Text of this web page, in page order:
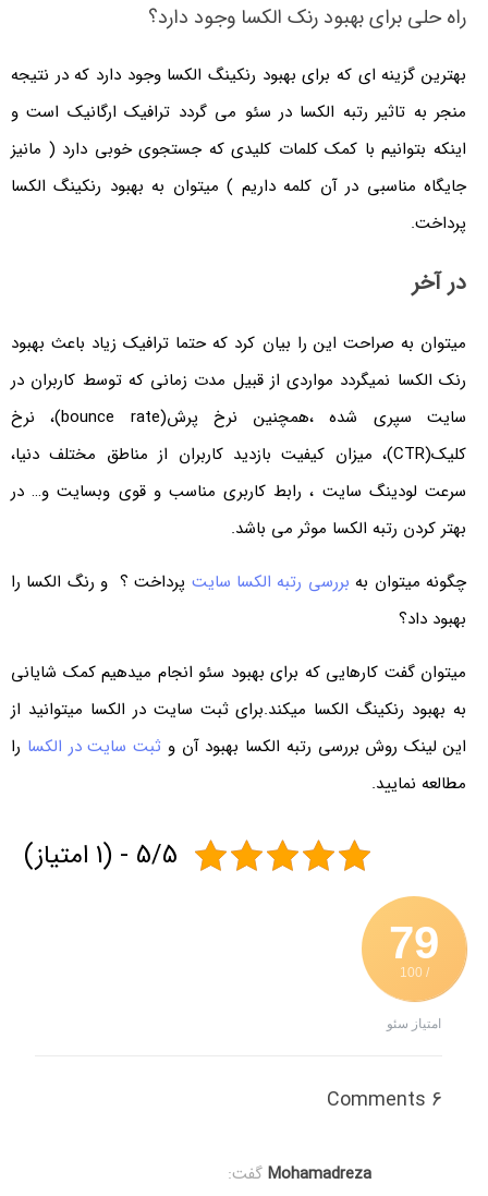
راه حلی برای بهبود رنک الکسا وجود دارد؟
بهترین گزینه ای که برای بهبود رنکینگ الکسا وجود دارد که در نتیجه
منجر به تاثیر رتبه الکسا در سئو می گردد ترافیک ارگانیک است و
اینکه بتوانیم با کمک کلمات کلیدی که جستجوی خوبی دارد ( مانیز
جایگاه مناسبی در آن کلمه داریم ) میتوان به بهبود رنکینگ الکسا
پرداخت.
در آخر
میتوان به صراحت این را بیان کرد که حتما ترافیک زیاد باعث بهبود
رنک الکسا نمیگردد مواردی از قبیل مدت زمانی که توسط کاربران در
سایت سپری شده ،همچنین نرخ پرش(bounce rate)، نرخ
کلیک(CTR)، میزان کیفیت بازدید کاربران از مناطق مختلف دنیا،
سرعت لودینگ سایت ،‌ رابط کاربری مناسب و قوی وبسایت و… در
بهتر کردن رتبه الکسا موثر می باشد.
چگونه میتوان بهبررسی رتبه الکسا سایتپرداخت ؟ و رنگ الکسا را
بهبود داد؟
میتوان گفت کارهایی که برای بهبود سئو انجام میدهیم کمک شایانی
به بهبود رنکینگ الکسا میکند.برای ثبت سایت در الکسا میتوانید از
این لینک روش بررسی رتبه الکسا بهبود آن و ثبت سایت در الکسارا
مطالعه نمایید.
5/5 - (1 امتیاز)
79
/ 100
امتیاز سئو
6 Comments
Mohamadreza گفت: